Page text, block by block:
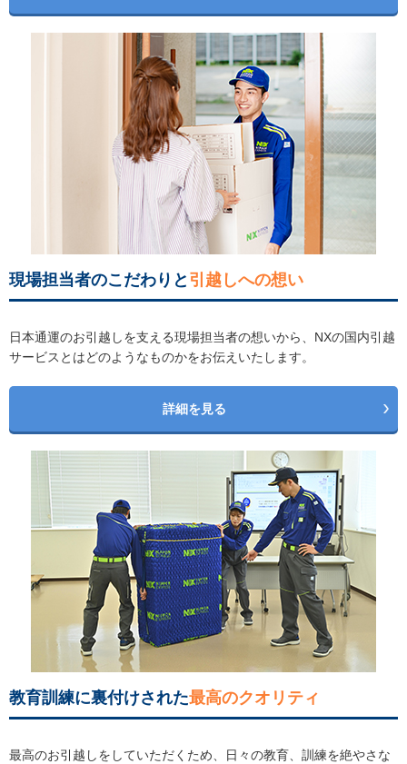
現場担当者のこだわりと 引越しへの想い
日本通運のお引越しを支える現場担当者の想いから、NXの国内引越
サービスとはどのようなものかをお伝えいたします。
詳細を見る
教育訓練に裏付けされた最高のクオリティ
最高のお引越しをしていただくため、日々の教育、訓練を絶やさな